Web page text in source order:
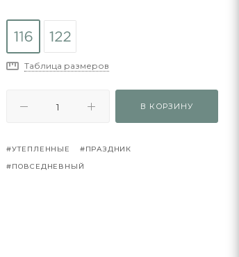
Таблица размеров
В КОРЗИНУ
#УТЕПЛЕННЫЕ
#ПРАЗДНИК
#ПОВСЕДНЕВНЫЙ